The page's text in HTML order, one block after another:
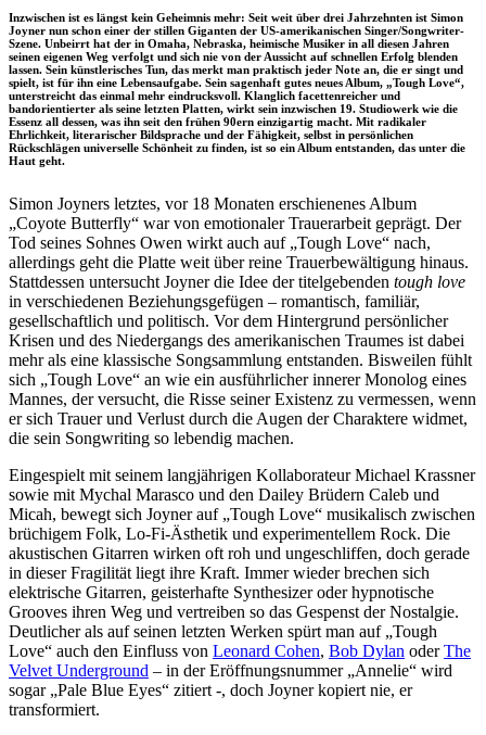
Facebook
clipboard
via
eMail
Inzwischen ist es längst kein Geheimnis mehr: Seit weit über drei Jahrzehnten ist Simon
Joyner nun schon einer der stillen Giganten der US-amerikanischen Singer/Songwriter-
Szene. Unbeirrt hat der in Omaha, Nebraska, heimische Musiker in all diesen Jahren
seinen eigenen Weg verfolgt und sich nie von der Aussicht auf schnellen Erfolg blenden
lassen. Sein künstlerisches Tun, das merkt man praktisch jeder Note an, die er singt und
spielt, ist für ihn eine Lebensaufgabe. Sein sagenhaft gutes neues Album, „Tough Love“,
unterstreicht das einmal mehr eindrucksvoll. Klanglich facettenreicher und
bandorientierter als seine letzten Platten, wirkt sein inzwischen 19. Studiowerk wie die
Essenz all dessen, was ihn seit den frühen 90ern einzigartig macht. Mit radikaler
Ehrlichkeit, literarischer Bildsprache und der Fähigkeit, selbst in persönlichen
Rückschlägen universelle Schönheit zu finden, ist so ein Album entstanden, das unter die
Haut geht.
Simon Joyners letztes, vor 18 Monaten erschienenes Album
„Coyote Butterfly“ war von emotionaler Trauerarbeit geprägt. Der
Tod seines Sohnes Owen wirkt auch auf „Tough Love“ nach,
allerdings geht die Platte weit über reine Trauerbewältigung hinaus.
Stattdessen untersucht Joyner die Idee der titelgebenden tough love
in verschiedenen Beziehungsgefügen – romantisch, familiär,
gesellschaftlich und politisch. Vor dem Hintergrund persönlicher
Krisen und des Niedergangs des amerikanischen Traumes ist dabei
mehr als eine klassische Songsammlung entstanden. Bisweilen fühlt
sich „Tough Love“ an wie ein ausführlicher innerer Monolog eines
Mannes, der versucht, die Risse seiner Existenz zu vermessen, wenn
er sich Trauer und Verlust durch die Augen der Charaktere widmet,
die sein Songwriting so lebendig machen.
Eingespielt mit seinem langjährigen Kollaborateur Michael Krassner
sowie mit Mychal Marasco und den Dailey Brüdern Caleb und
Micah, bewegt sich Joyner auf „Tough Love“ musikalisch zwischen
brüchigem Folk, Lo-Fi-Ästhetik und experimentellem Rock. Die
akustischen Gitarren wirken oft roh und ungeschliffen, doch gerade
in dieser Fragilität liegt ihre Kraft. Immer wieder brechen sich
elektrische Gitarren, geisterhafte Synthesizer oder hypnotische
Grooves ihren Weg und vertreiben so das Gespenst der Nostalgie.
Deutlicher als auf seinen letzten Werken spürt man auf „Tough
Love“ auch den Einfluss von Leonard Cohen, Bob Dylan oderThe
Velvet Underground – in der Eröffnungsnummer „Annelie“ wird
sogar „Pale Blue Eyes“ zitiert -, doch Joyner kopiert nie, er
transformiert.